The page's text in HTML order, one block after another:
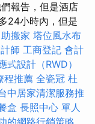
報告，但是酒店
24小時內，但是
搬家 塔位風水布
師 工商登記 會計
式設計（RWD）
程推薦 全瓷冠 杜
中居家清潔服務推
盒 長照中心 單人
的網路行銷策略